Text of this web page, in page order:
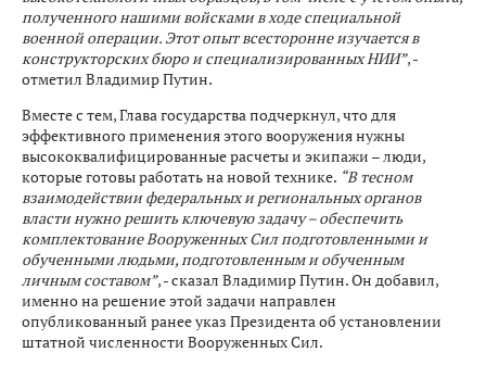
полученного нашими войсками в ходе специальной
военной операции. Этот опыт всесторонне изучается в
конструкторских бюро и специализированных НИИ”, -
отметил Владимир Путин.
Вместе с тем, Глава государства подчеркнул, что для
эффективного применения этого вооружения нужны
высококвалифицированные расчеты и экипажи – люди,
которые готовы работать на новой технике. “В тесном
взаимодействии федеральных и региональных органов
власти нужно решить ключевую задачу – обеспечить
комплектование Вооруженных Сил подготовленными и
обученными людьми, подготовленным и обученным
личным составом”, - сказал Владимир Путин. Он добавил,
именно на решение этой задачи направлен
опубликованный ранее указ Президента об установлении
штатной численности Вооруженных Сил.